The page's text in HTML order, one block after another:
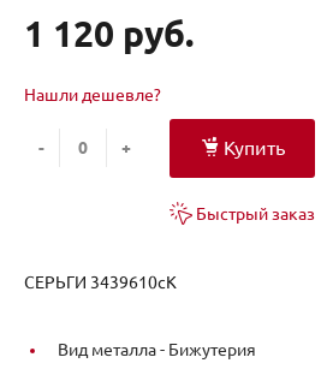
1 120 руб.
Нашли дешевле?
- + Купить
Быстрый заказ
СЕРЬГИ 3439610сК
Вид металла - Бижутерия